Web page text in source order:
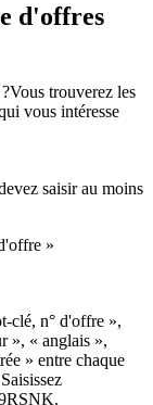
d'offres
Vous trouverez les
vous intéresse
saisir au moins
»
clé, n° d'offre »,
», « anglais »,
» entre chaque